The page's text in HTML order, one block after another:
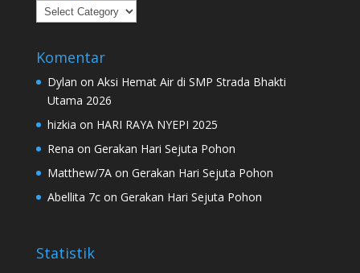
Kategori
Komentar
Dylan on Aksi Hemat Air di SMP Strada Bhakti
Utama 2026
hizkia on HARI RAYA NYEPI 2025
Rena on Gerakan Hari Sejuta Pohon
Matthew/7Aon Gerakan Hari Sejuta Pohon
Abellita 7con Gerakan Hari Sejuta Pohon
Statistik